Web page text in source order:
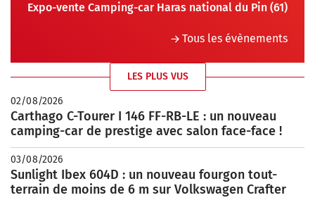
Expo-vente Camping-car Haras national du Pin (61)
Tous les évènements
LES PLUS VUS
02/08/2026
Carthago C-Tourer I 146 FF-RB-LE : un nouveau
camping-car de prestige avec salon face-face !
03/08/2026
Sunlight Ibex 604D : un nouveau fourgon tout-
terrain de moins de 6 m sur Volkswagen Crafter